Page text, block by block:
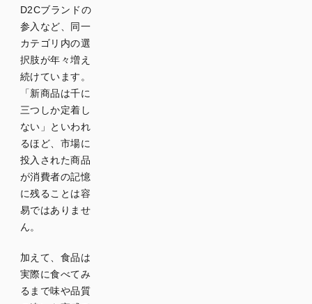
D2Cブランドの
参入など、同一
カテゴリ内の選
択肢が年々増え
続けています。
「新商品は千に
三つしか定着し
ない」といわれ
るほど、市場に
投入された商品
が消費者の記憶
に残ることは容
易ではありませ
ん。
加えて、食品は
実際に食べてみ
るまで味や品質